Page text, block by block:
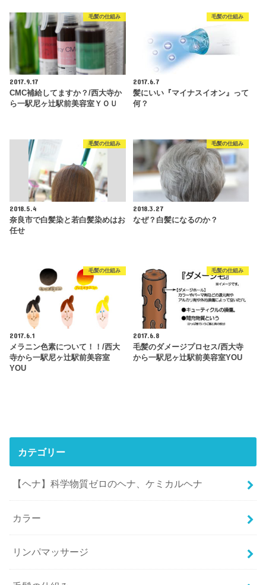
毛髪の仕組み
2017.9.17
CMC補給してますか？/西大寺か
ら一駅尼ヶ辻駅前美容室ＹＯＵ
毛髪の仕組み
2017.6.7
髪にいい『マイナスイオン』って
何？
毛髪の仕組み
2018.5.4
奈良市で白髪染と若白髪染めはお
任せ
毛髪の仕組み
2018.3.27
なぜ？白髪になるのか？
毛髪の仕組み
2017.6.1
メラニン色素について！！/西大
寺から一駅尼ヶ辻駅前美容室
YOU
毛髪の仕組み
2017.6.8
毛髪のダメージプロセス/西大寺
から一駅尼ヶ辻駅前美容室YOU
カテゴリー
【ヘナ】科学物質ゼロのヘナ、ケミカルヘナ
カラー
リンパマッサージ